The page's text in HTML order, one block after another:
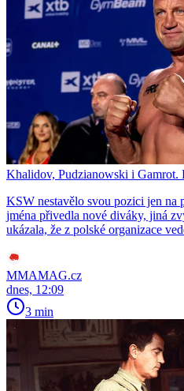
Khalidov, Pudzianowski i Gamrot.
KSW nestavělo svou pozici jen na
jména přivedla nové diváky, jiná
ukázala, že z polské organizace
MMAMAG.cz
dnes, 12:09
3 min